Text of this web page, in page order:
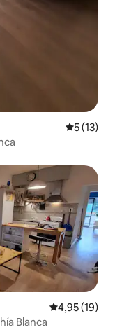
5 de uma
5 (13)
4,95 de uma
4,95 (19)
Bairro Universitário Bahía Blanca